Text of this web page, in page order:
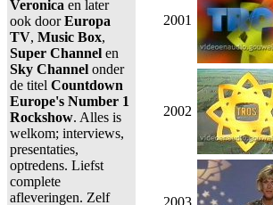
Veronica en later
ook doorEuropa
TV, Music Box,
Super Channel en
Sky Channel onder
de titel Countdown
Europe's Number 1
Rockshow. Alles is
welkom; interviews,
presentaties,
optredens. Liefst
complete
afleveringen. Zelf
2001
2002